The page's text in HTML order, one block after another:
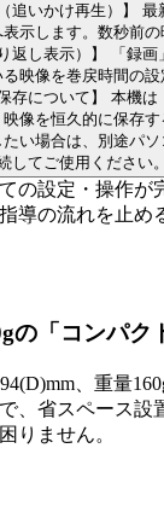
示します。数秒前
映像を巻戻時間の
像を恒久的に保存す
い場合は、別途パ
してご使用ください。
の設定・操作が
導の流れを止め
の「コンパク
、重量
、省スペース設
りません。